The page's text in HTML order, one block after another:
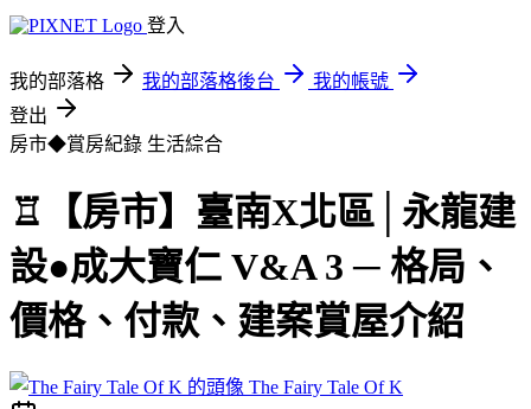
登入
我的部落格 我的部落格後台
我的帳號
登出
房市◆賞房紀錄 生活綜合
♖【房市】臺南X北區│永龍建
設●成大寶仁 V&A 3 ─ 格局、
價格、付款、建案賞屋介紹
The Fairy Tale Of K